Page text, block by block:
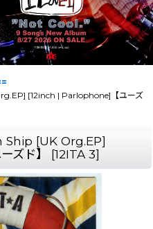
[12inch | Parlophone]【ユーズ
[UK Org.EP]
ズド】
[12ITA 3]